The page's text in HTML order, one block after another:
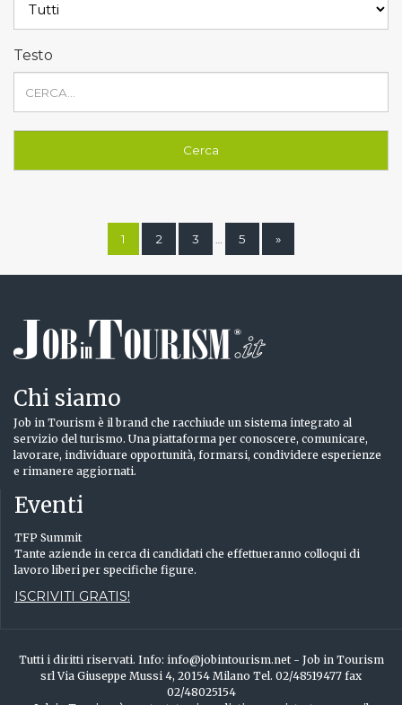
Testo
1 2 3 … 5 »
Chi siamo
Job in Tourism è il brand che racchiude un sistema integrato al
servizio del turismo. Una piattaforma per conoscere, comunicare,
lavorare, individuare opportunità, formarsi, condividere esperienze
e rimanere aggiornati.
Eventi
TFP Summit
Tante aziende in cerca di candidati che effettueranno colloqui di
lavoro liberi per specifiche figure.
ISCRIVITI GRATIS!
Tutti i diritti riservati. Info: info@jobintourism.net - Job in Tourism
srl Via Giuseppe Mussi 4, 20154 Milano Tel. 02/48519477 fax
02/48025154